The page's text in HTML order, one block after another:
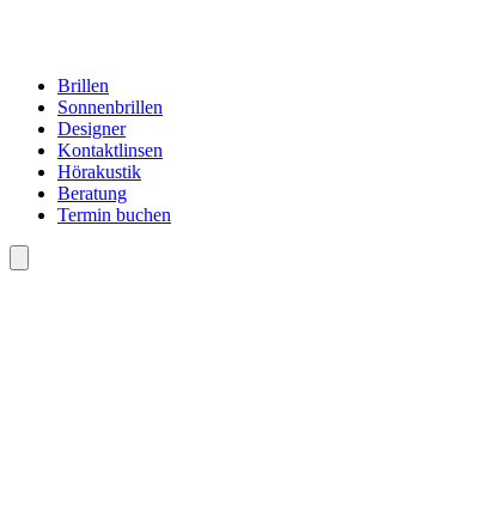
Brillen
Sonnenbrillen
Designer
Kontaktlinsen
Hörakustik
Beratung
Termin buchen